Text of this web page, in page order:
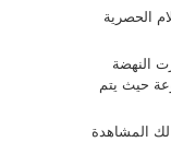
الحصرية
النهضة
حيث يتم
المشاهدة